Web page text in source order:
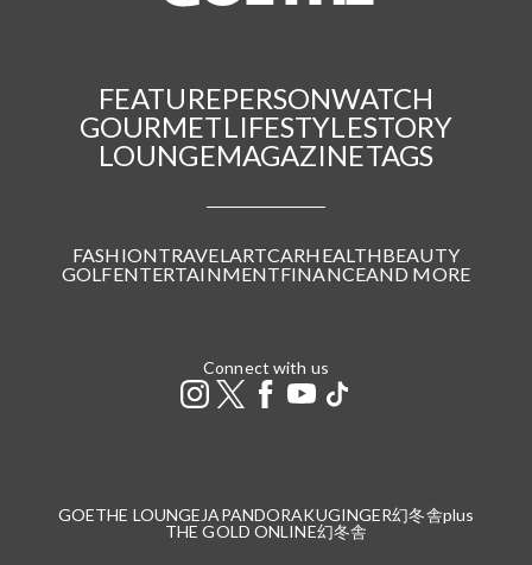
FEATUREPERSONWATCH
GOURMETLIFESTYLESTORY
LOUNGEMAGAZINETAGS
FASHIONTRAVEL ARTCARHEALTHBEAUTY
GOLFENTERTAINMENTFINANCEAND MORE
Connect with us
GOETHE LOUNGE JAPANDORAKUGINGER幻冬舎plus
THE GOLD ONLINE幻冬舎